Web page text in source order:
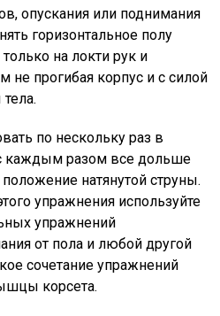
опускания или поднимания
горизонтальное полу
на локти рук и
не прогибая корпус и с силой
по нескольку раз в
с каждым разом все дольше
натянутой струны.
упражнения используйте
упражнений
от пола и любой другой
сочетание упражнений
корсета.